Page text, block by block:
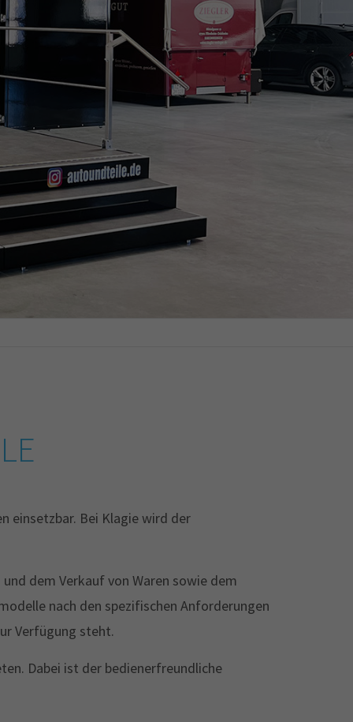
einsetzbar. Bei Klagie wird der
dem Verkauf von Waren sowie dem
nach den spezifischen Anforderungen
Verfügung steht.
Dabei ist der bedienerfreundliche